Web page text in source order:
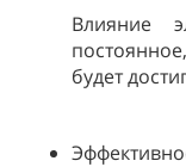
Влияние
будет